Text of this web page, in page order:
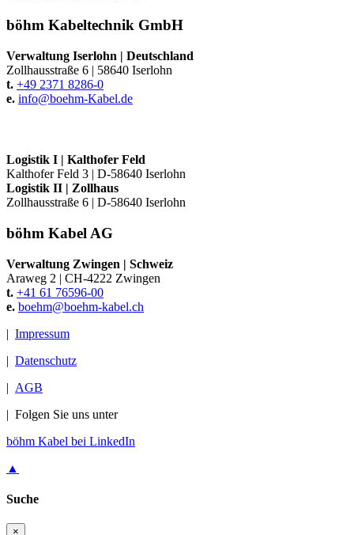
böhm Kabeltechnik GmbH
Verwaltung Iserlohn | Deutschland
Zollhausstraße 6 | 58640 Iserlohn
t. +49 2371 8286-0
e. info@boehm-Kabel.de
Logistik I | Kalthofer Feld
Kalthofer Feld 3 | D-58640 Iserlohn
Logistik II | Zollhaus
Zollhausstraße 6 | D-58640 Iserlohn
böhm Kabel AG
Verwaltung Zwingen | Schweiz
Araweg 2 | CH-4222 Zwingen
t. +41 61 76596-00
e. boehm@boehm-kabel.ch
| Impressum
| Datenschutz
| AGB
| Folgen Sie uns unter
böhm Kabel bei LinkedIn
▲
Suche
×